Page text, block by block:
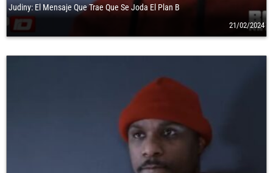
Judiny: El Mensaje Que Trae Que Se Joda El Plan B
21/02/2024